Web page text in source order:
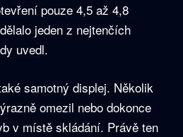
pouze 4,5 až 4,8
jeden z nejtenčích
uvedl.
samotný displej. Několik
omezil nebo dokonce
v místě skládání. Právě ten